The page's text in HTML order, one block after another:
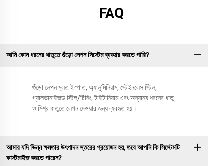
FAQ
আমি কোন ধরনের ধাতুতে গুঁড়ো লেপন সিস্টেম ব্যবহার করতে পারি?
গুঁড়ো লেপন মূলত ইস্পাত, অ্যালুমিনিয়াম, স্টেইনলেস স্টিল,
গ্যালভানাইজড স্টিল/টিনিং, টাইটানিয়াম এবং অন্যান্য ধরনের ধাতু
ও মিশ্র ধাতুতে লেপন দেওয়ার জন্য ব্যবহৃত হয়।
আমার যদি ভিন্ন ক্ষমতার উৎপাদন স্তরের প্রয়োজন হয়, তবে আপনি কি সিস্টেমটি
কাস্টমাইজ করতে পারেন?